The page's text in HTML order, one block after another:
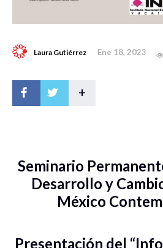
Laura Gutiérrez Ene 18, 2023
+
Seminario
Desarrollo y
México
Presentación del